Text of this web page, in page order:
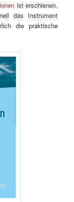
ist erschienen.
das Instrument
die praktische